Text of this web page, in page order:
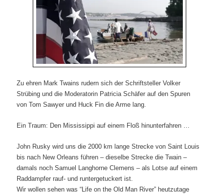
Zu ehren Mark Twains rudern sich der Schriftsteller Volker
Strübing und die Moderatorin Patricia Schäfer auf den Spuren
von Tom Sawyer und Huck Fin die Arme lang.
Ein Traum: Den Mississippi auf einem Floß hinunterfahren …
John Rusky wird uns die 2000 km lange Strecke von Saint Louis
bis nach New Orleans führen – dieselbe Strecke die Twain –
damals noch Samuel Langhorne Clemens – als Lotse auf einem
Raddampfer rauf- und runtergetuckert ist.
Wir wollen sehen was “Life on the Old Man River” heutzutage